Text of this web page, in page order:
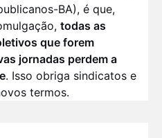
BA), é que,
todas as
que forem
jornadas perdem a
. Isso obriga sindicatos e
termos.